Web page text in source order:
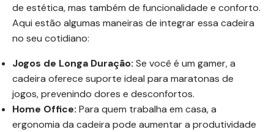
de estética, mas também de funcionalidade e conforto.
Aqui estão algumas maneiras de integrar essa cadeira
no seu cotidiano:
Jogos de Longa Duração: Se você é um gamer, a
cadeira oferece suporte ideal para maratonas de
jogos, prevenindo dores e desconfortos.
Home Office: Para quem trabalha em casa, a
ergonomia da cadeira pode aumentar a produtividade